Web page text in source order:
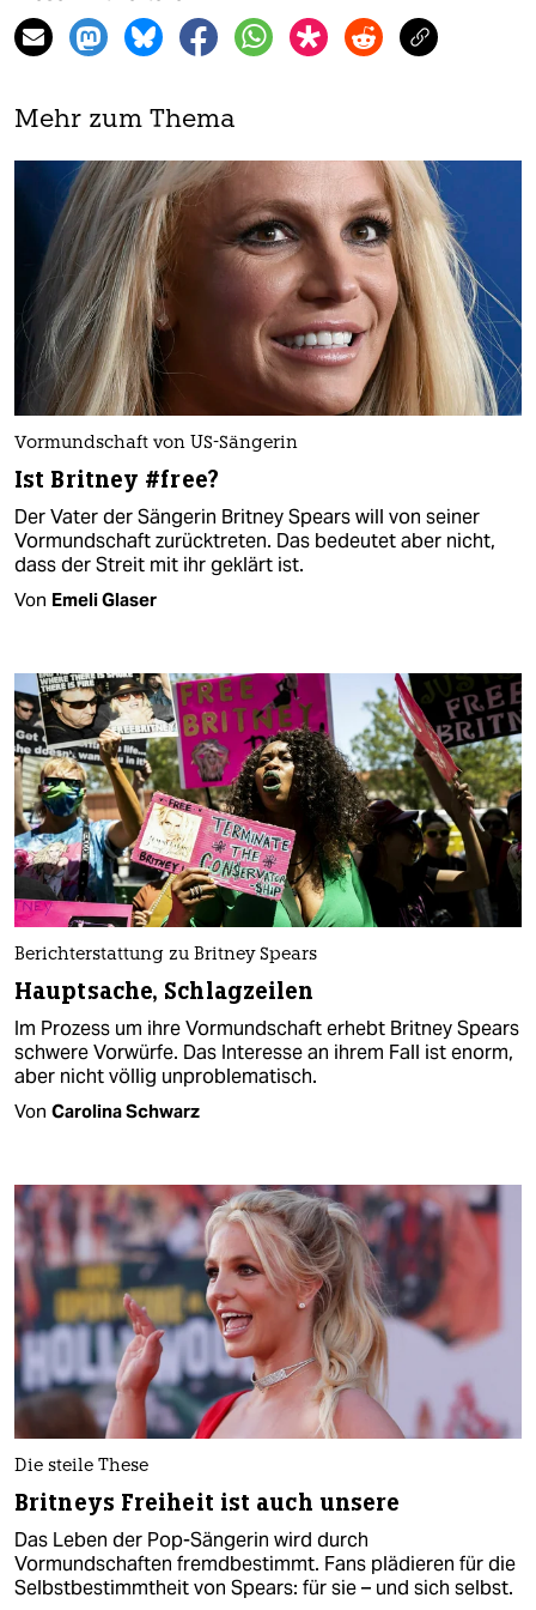
Mehr zum Thema
Vormundschaft von US-Sängerin
Ist Britney #free?
Der Vater der Sängerin Britney Spears will von seiner
Vormundschaft zurücktreten. Das bedeutet aber nicht,
dass der Streit mit ihr geklärt ist.
Von Emeli Glaser
Berichterstattung zu Britney Spears
Hauptsache, Schlagzeilen
Im Prozess um ihre Vormundschaft erhebt Britney Spears
schwere Vorwürfe. Das Interesse an ihrem Fall ist enorm,
aber nicht völlig unproblematisch.
Von Carolina Schwarz
Die steile These
Britneys Freiheit ist auch unsere
Das Leben der Pop-Sängerin wird durch
Vormundschaften fremdbestimmt. Fans plädieren für die
Selbstbestimmtheit von Spears: für sie – und sich selbst.